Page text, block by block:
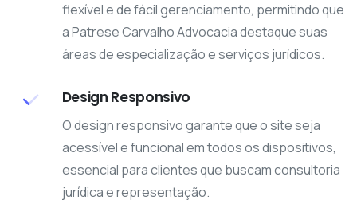
flexível e de fácil gerenciamento, permitindo que
a Patrese Carvalho Advocacia destaque suas
áreas de especialização e serviços jurídicos.
Design Responsivo
O design responsivo garante que o site seja
acessível e funcional em todos os dispositivos,
essencial para clientes que buscam consultoria
jurídica e representação.